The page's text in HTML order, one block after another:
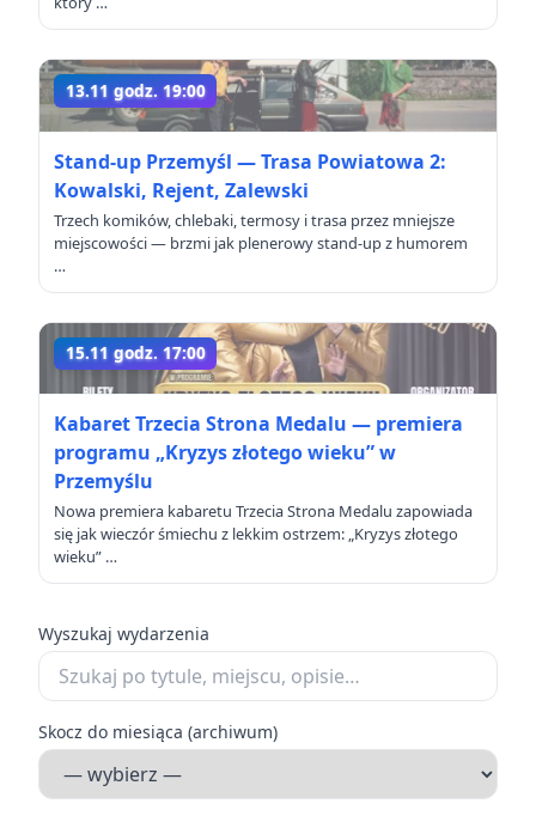
13.11 godz. 19:00
Stand-up Przemyśl — Trasa Powiatowa 2:
Kowalski, Rejent, Zalewski
Trzech komików, chlebaki, termosy i trasa przez mniejsze
miejscowości — brzmi jak plenerowy stand-up z humorem
…
15.11 godz. 17:00
Kabaret Trzecia Strona Medalu — premiera
programu „Kryzys złotego wieku” w
Przemyślu
Nowa premiera kabaretu Trzecia Strona Medalu zapowiada
się jak wieczór śmiechu z lekkim ostrzem: „Kryzys złotego
wieku” …
Wyszukaj wydarzenia
Skocz do miesiąca (archiwum)